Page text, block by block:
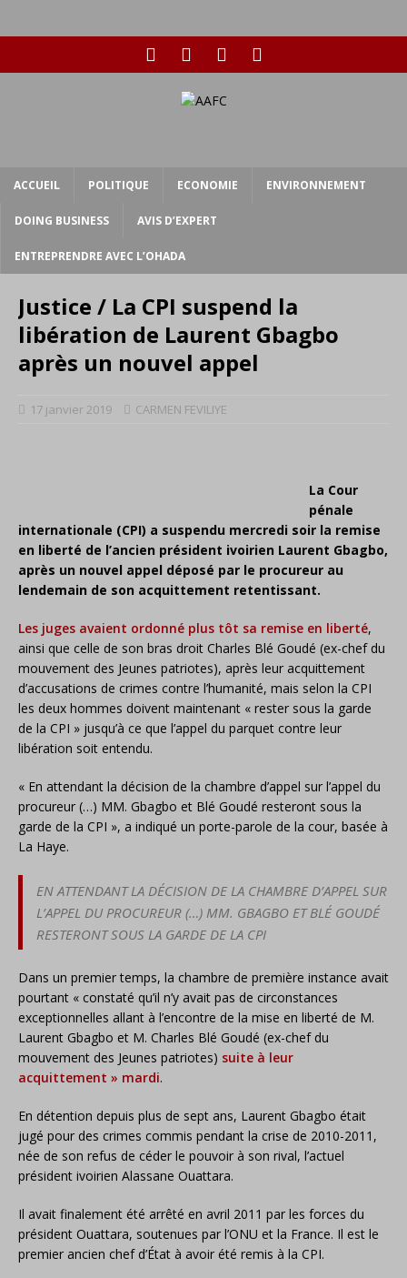
ACCUEIL POLITIQUE ECONOMIE ENVIRONNEMENT
DOING BUSINESS AVIS D’EXPERT
ENTREPRENDRE AVEC L’OHADA
Justice / La CPI suspend la
libération de Laurent Gbagbo
après un nouvel appel
17 janvier 2019 CARMEN FEVILIYE
La Cour
pénale
internationale (CPI) a suspendu mercredi soir la remise
en liberté de l’ancien président ivoirien Laurent Gbagbo,
après un nouvel appel déposé par le procureur au
lendemain de son acquittement retentissant.
Les juges avaient ordonné plus tôt sa remise en liberté,
ainsi que celle de son bras droit Charles Blé Goudé (ex-chef du
mouvement des Jeunes patriotes), après leur acquittement
d’accusations de crimes contre l’humanité, mais selon la CPI
les deux hommes doivent maintenant « rester sous la garde
de la CPI » jusqu’à ce que l’appel du parquet contre leur
libération soit entendu.
« En attendant la décision de la chambre d’appel sur l’appel du
procureur (…) MM. Gbagbo et Blé Goudé resteront sous la
garde de la CPI », a indiqué un porte-parole de la cour, basée à
La Haye.
EN ATTENDANT LA DÉCISION DE LA CHAMBRE D’APPEL SUR
L’APPEL DU PROCUREUR (…) MM. GBAGBO ET BLÉ GOUDÉ
RESTERONT SOUS LA GARDE DE LA CPI
Dans un premier temps, la chambre de première instance avait
pourtant « constaté qu’il n’y avait pas de circonstances
exceptionnelles allant à l’encontre de la mise en liberté de M.
Laurent Gbagbo et M. Charles Blé Goudé (ex-chef du
mouvement des Jeunes patriotes) suite à leur
acquittement » mardi.
En détention depuis plus de sept ans, Laurent Gbagbo était
jugé pour des crimes commis pendant la crise de 2010-2011,
née de son refus de céder le pouvoir à son rival, l’actuel
président ivoirien Alassane Ouattara.
Il avait finalement été arrêté en avril 2011 par les forces du
président Ouattara, soutenues par l’ONU et la France. Il est le
premier ancien chef d’État à avoir été remis à la CPI.